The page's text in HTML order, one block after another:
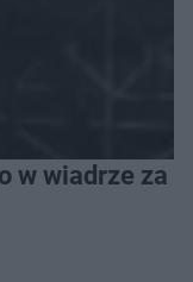
w wiadrze za